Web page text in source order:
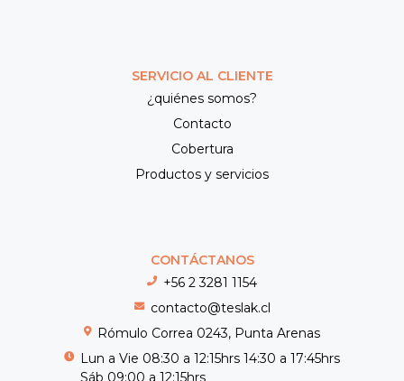
SERVICIO AL CLIENTE
¿quiénes somos?
Contacto
Cobertura
Productos y servicios
CONTÁCTANOS
+56 2 3281 1154
contacto@teslak.cl
Rómulo Correa 0243, Punta Arenas
Lun a Vie 08:30 a 12:15hrs 14:30 a 17:45hrs
Sáb 09:00 a 12:15hrs